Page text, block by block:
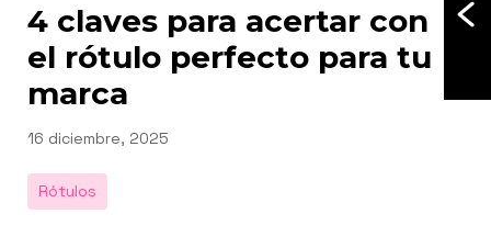
4 claves para acertar con
el rótulo perfecto para tu
marca
Publicado
16 diciembre, 2025
Rótulos